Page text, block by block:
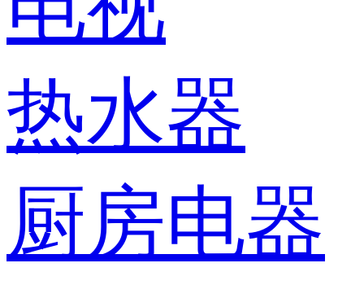
热水器
厨房电器